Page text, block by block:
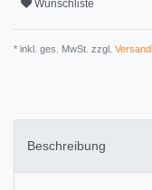
Wunschliste
* inkl. ges. MwSt. zzgl.
Beschreibung